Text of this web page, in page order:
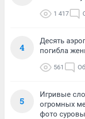
1 417
4
Десять
погибла
561
5
Игривые
огромных
фото